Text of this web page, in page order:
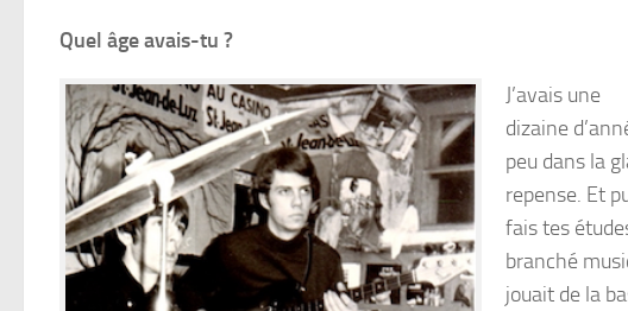
Quel âge avais-tu ?
J’avais une
dizaine
peu dans la
repense. Et
fais tes
branché
jouait de la